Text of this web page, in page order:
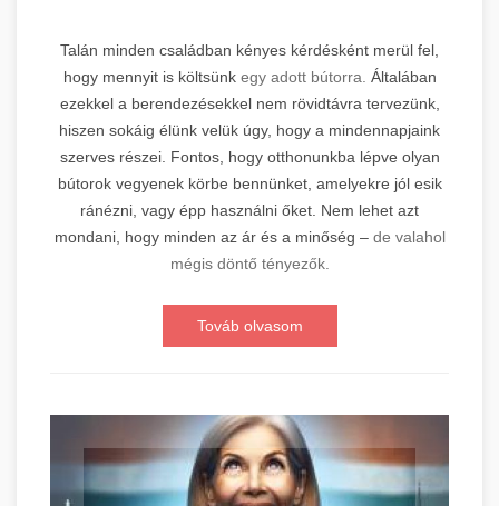
Talán minden családban kényes kérdésként merül fel,
hogy mennyit is költsünkegy adott bútorra. Általában
ezekkel a berendezésekkel nem rövidtávra tervezünk,
hiszen sokáig élünk velük úgy, hogy a mindennapjaink
szerves részei. Fontos, hogy otthonunkba lépve olyan
bútorok vegyenek körbe bennünket, amelyekre jól esik
ránézni, vagy épp használni őket. Nem lehet azt
mondani, hogy minden az ár és a minőség – de valahol
mégis döntő tényezők.
Továb olvasom